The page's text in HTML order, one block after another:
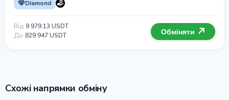
Diamond
Від 9 979.13 USDT
До 829 947 USDT Обміняти
Схожі напрямки обміну